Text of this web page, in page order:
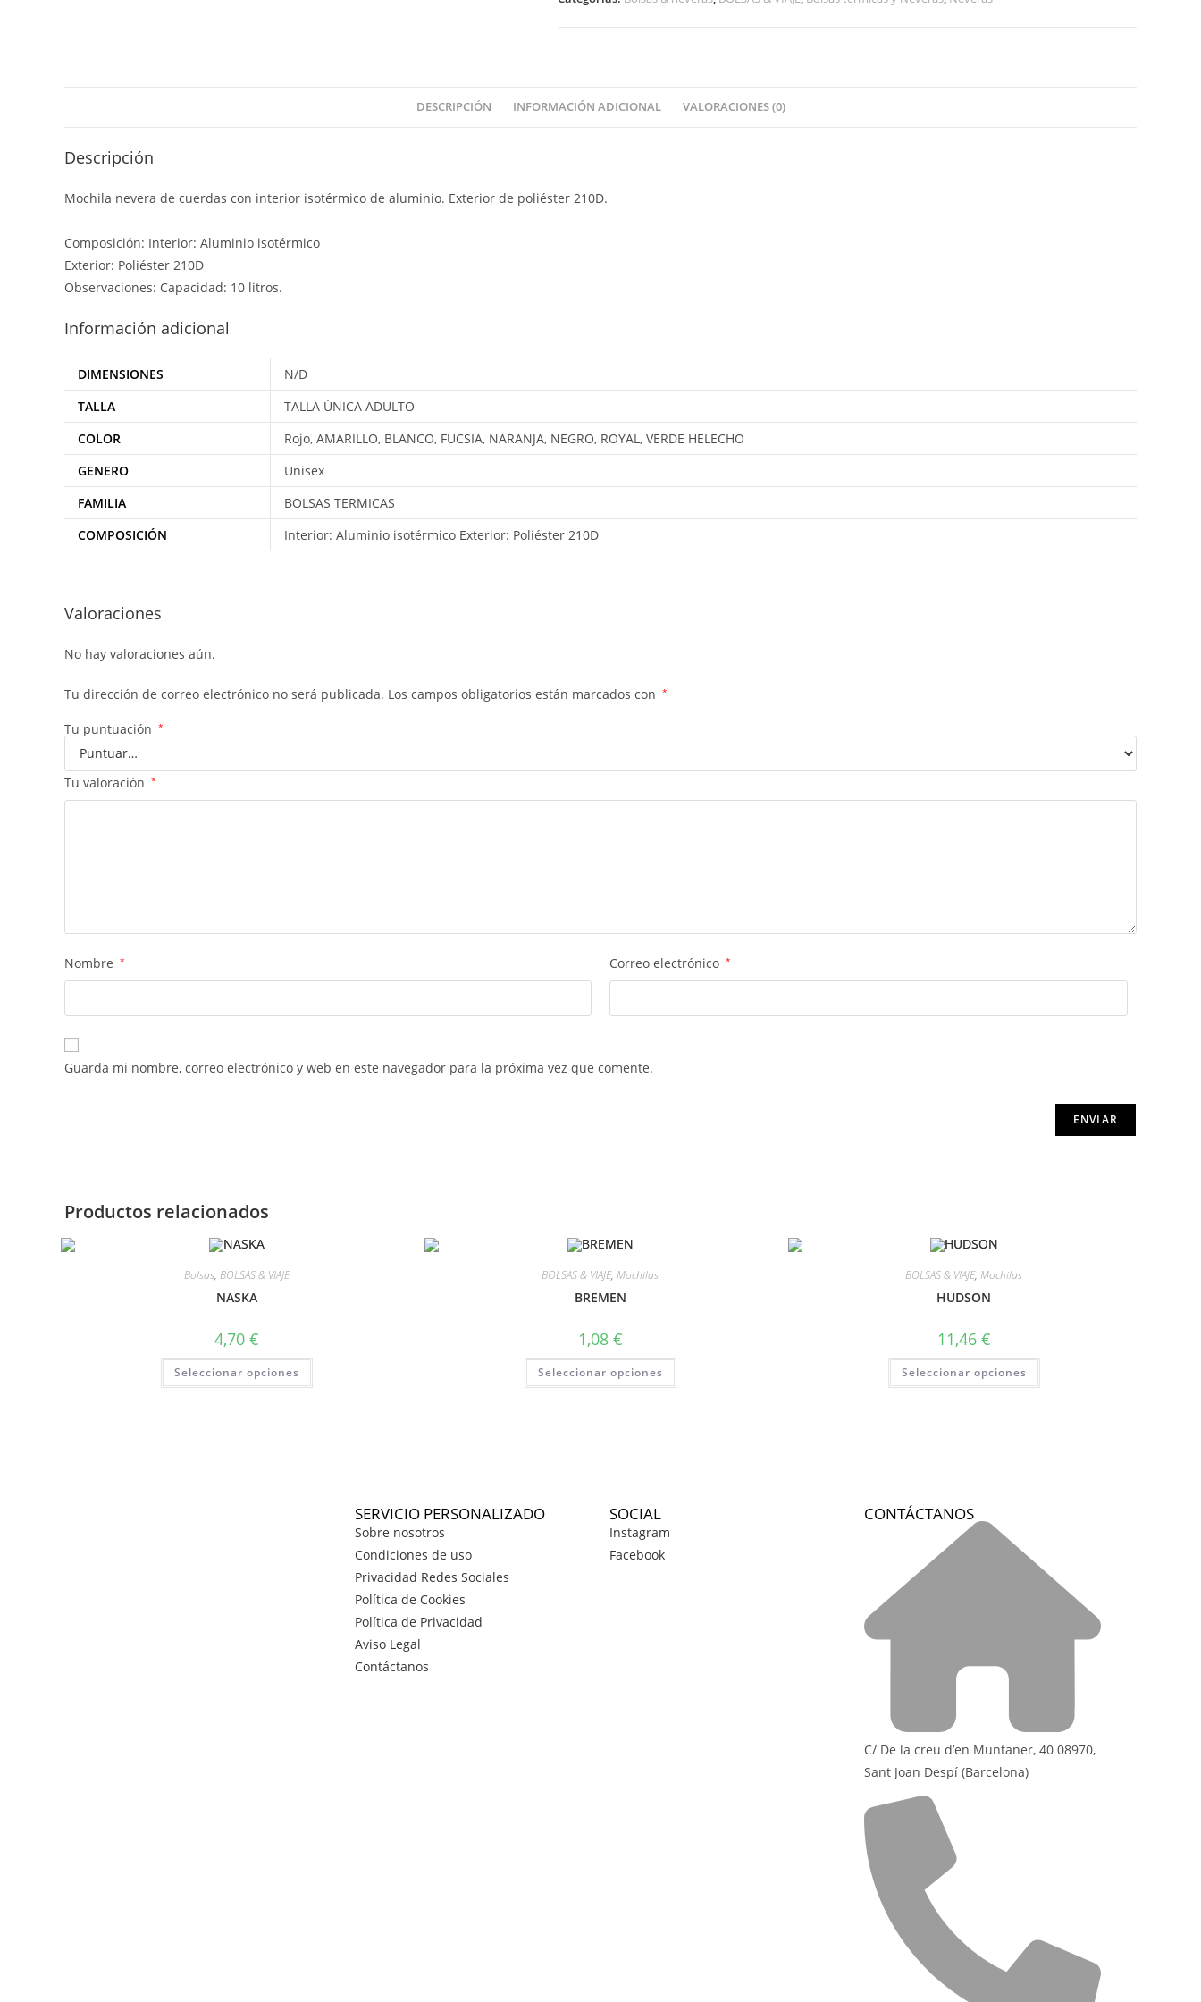
DESCRIPCIÓN INFORMACIÓN ADICIONAL VALORACIONES (0)
Descripción
Mochila nevera de cuerdas con interior isotérmico de aluminio. Exterior de poliéster 210D.
Composición: Interior: Aluminio isotérmico
Exterior: Poliéster 210D
Observaciones: Capacidad: 10 litros.
Información adicional
DIMENSIONES
N/D
TALLA
TALLA ÚNICA ADULTO
COLOR
Rojo, AMARILLO, BLANCO, FUCSIA, NARANJA, NEGRO, ROYAL, VERDE HELECHO
GENERO
Unisex
FAMILIA
BOLSAS TERMICAS
COMPOSICIÓN
Interior: Aluminio isotérmico Exterior: Poliéster 210D
Valoraciones
No hay valoraciones aún.
Tu dirección de correo electrónico no será publicada. Los campos obligatorios están marcados con *
Tu puntuación *
Tu valoración *
Nombre * Correo electrónico *
Guarda mi nombre, correo electrónico y web en este navegador para la próxima vez que comente.
Productos relacionados
Bolsas,BOLSAS & VIAJE
NASKA
4,70€
Seleccionar opciones
BOLSAS & VIAJE,Mochilas
BREMEN
1,08 €
Seleccionar opciones
BOLSAS & VIAJE,Mochilas
HUDSON
11,46 €
Seleccionar opciones
SERVICIO PERSONALIZADO
Sobre nosotros
Condiciones de uso
Privacidad Redes Sociales
Política de Cookies
Política de Privacidad
Aviso Legal
Contáctanos
SOCIAL
Instagram
Facebook
CONTÁCTANOS
C/ De la creu d’en Muntaner, 40 08970,
Sant Joan Despí (Barcelona)